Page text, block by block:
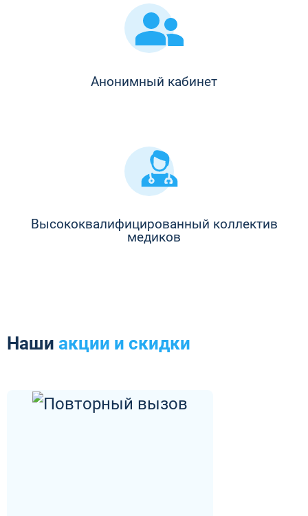
Анонимный кабинет
Высококвалифицированный коллектив
медиков
Наши акции и скидки